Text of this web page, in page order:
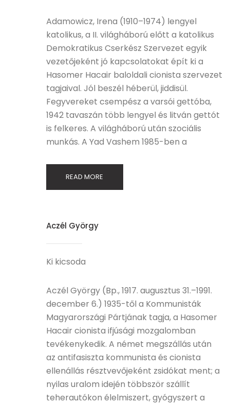
Adamowicz, Irena (1910–1974) lengyel
katolikus, a II. világháború előtt a katolikus
Demokratikus Cserkész Szervezet egyik
vezetőjeként jó kapcsolatokat épít ki a
Hasomer Hacair baloldali cionista szervezet
tagjaival. Jól beszél héberül, jiddisül.
Fegyvereket csempész a varsói gettóba,
1942 tavaszán több lengyel és litván gettót
is felkeres. A világháború után szociális
munkás. A Yad Vashem 1985-ben a
READ MORE
Aczél György
Ki kicsoda
Aczél György (Bp., 1917. augusztus 31.–1991.
december 6.) 1935-től a Kommunisták
Magyarországi Pártjának tagja, a Hasomer
Hacair cionista ifjúsági mozgalomban
tevékenykedik. A német megszállás után
az antifasiszta kommunista és cionista
ellenállás résztvevőjeként zsidókat ment; a
nyilas uralom idején többször szállít
teherautókon élelmiszert, gyógyszert a